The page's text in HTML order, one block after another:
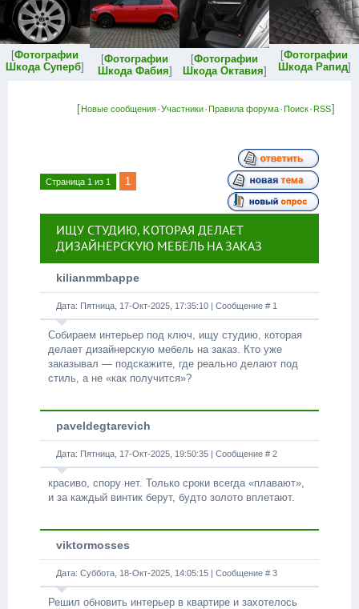
[Фотографии
Шкода Суперб]
[Фотографии
Шкода Фабия]
[Фотографии
Шкода Октавия]
[Фотографии
Шкода Рапид]
[Новые сообщения·Участники·Правила форума·Поиск·RSS]
Страница 1 из 1 1
ИЩУ СТУДИЮ, КОТОРАЯ ДЕЛАЕТ
ДИЗАЙНЕРСКУЮ МЕБЕЛЬ НА ЗАКАЗ
kilianmmbappe
Дата: Пятница, 17-Окт-2025, 17:35:10 | Сообщение # 1
Собираем интерьер под ключ, ищу студию, которая
делает дизайнерскую мебель на заказ. Кто уже
заказывал — подскажите, где реально делают под
стиль, а не «как получится»?
paveldegtarevich
Дата: Пятница, 17-Окт-2025, 19:50:35 | Сообщение # 2
красиво, спору нет. Только сроки всегда «плавают»,
и за каждый винтик берут, будто золото вплетают.
viktormosses
Дата: Суббота, 18-Окт-2025, 14:05:15 | Сообщение # 3
Решил обновить интерьер в квартире и захотелось